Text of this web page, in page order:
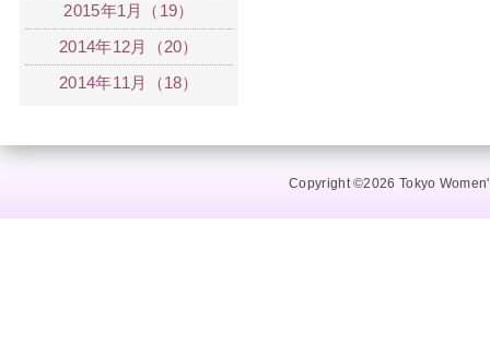
2015年1月（19）
2014年12月（20）
2014年11月（18）
Copyright ©2026 Tokyo